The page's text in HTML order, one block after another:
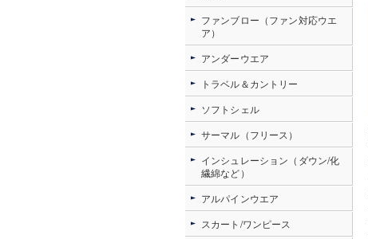
ファンブロー（ファン対応ウエ
ア）
アンダーウエア
トラベル＆カントリー
ソフトシェル
サーマル（フリース）
インシュレーション（ダウン/化
繊綿など）
アルパインウエア
スカート/ワンピース